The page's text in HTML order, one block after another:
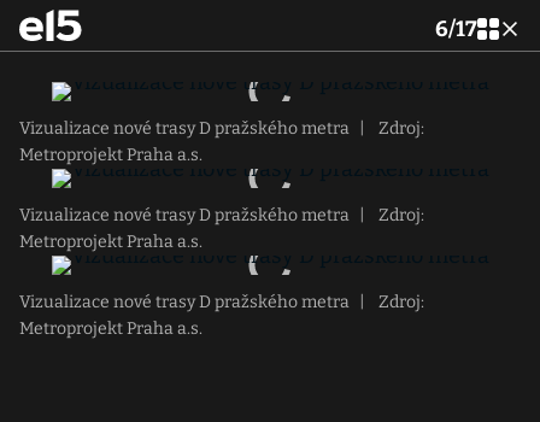
6/17
Vizualizace nové trasy D pražského metra
Zdroj:
Metroprojekt Praha a.s.
Vizualizace nové trasy D pražského metra
Zdroj:
Metroprojekt Praha a.s.
Vizualizace nové trasy D pražského metra
Zdroj:
Metroprojekt Praha a.s.